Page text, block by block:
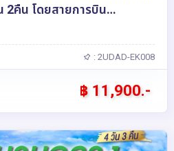
: 2UDAD-EK008
฿ 11,900.-